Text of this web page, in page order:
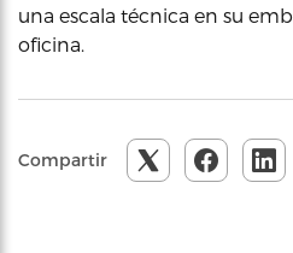
una escala técnica en su
oficina.
Compartir